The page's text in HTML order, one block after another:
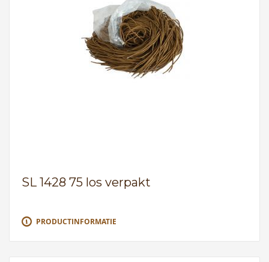
SL 1428 75 los verpakt
PRODUCTINFORMATIE